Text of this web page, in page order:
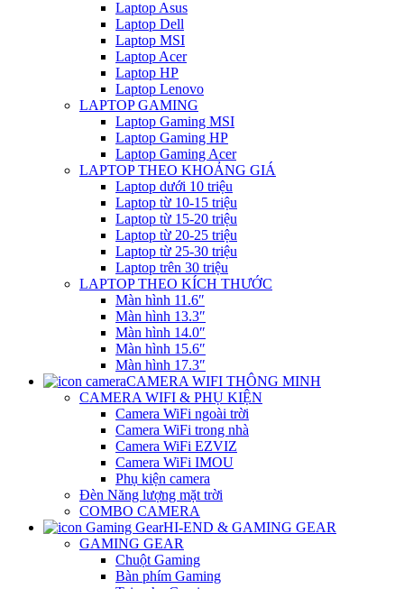
Laptop Asus
Laptop Dell
Laptop MSI
Laptop Acer
Laptop HP
Laptop Lenovo
LAPTOP GAMING
Laptop Gaming MSI
Laptop Gaming HP
Laptop Gaming Acer
LAPTOP THEO KHOẢNG GIÁ
Laptop dưới 10 triệu
Laptop từ 10-15 triệu
Laptop từ 15-20 triệu
Laptop từ 20-25 triệu
Laptop từ 25-30 triệu
Laptop trên 30 triệu
LAPTOP THEO KÍCH THƯỚC
Màn hình 11.6″
Màn hình 13.3″
Màn hình 14.0″
Màn hình 15.6″
Màn hình 17.3″
CAMERA WIFI THÔNG MINH
CAMERA WIFI & PHỤ KIỆN
Camera WiFi ngoài trời
Camera WiFi trong nhà
Camera WiFi EZVIZ
Camera WiFi IMOU
Phụ kiện camera
Đèn Năng lượng mặt trời
COMBO CAMERA
HI-END & GAMING GEAR
GAMING GEAR
Chuột Gaming
Bàn phím Gaming